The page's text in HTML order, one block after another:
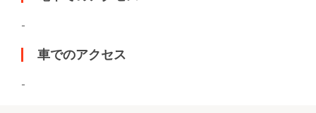
-
車でのアクセス
-